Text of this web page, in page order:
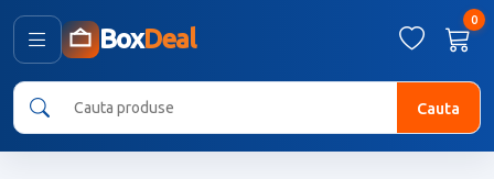
BoxDeal
0
Cauta